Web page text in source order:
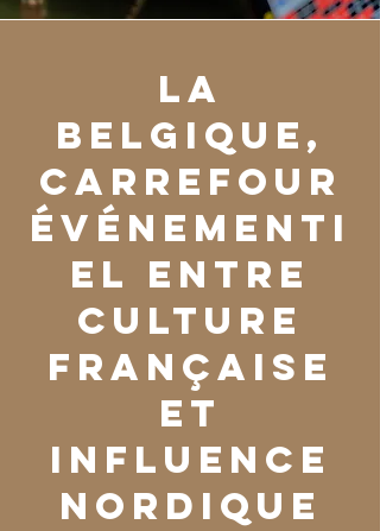
La
Belgique,
carrefour
événementi
el entre
culture
française
et
influence
nordique